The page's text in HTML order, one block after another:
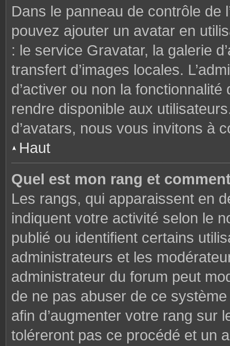
Dans le panneau de contrôle de
pouvez ajouter un avatar en
: le service Gravatar, la galerie
transfert d’images locales.
d’activer ou non la
rendre disponible aux
d’avatars, nous vous invitons à
Haut
Quel est mon rang et
Les rangs, qui apparaissent en
indiquent votre activité selon le
publié ou identifient certains
administrateurs et les
administrateur du forum peut
de ne pas abuser de ce
afin d’augmenter votre rang sur
toléreront pas ce procédé et un